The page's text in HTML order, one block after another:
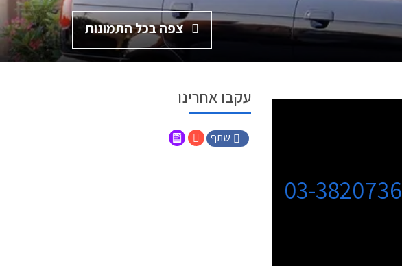
צפה בכל התמונות
03-3820736
עקבו אחרינו
שתף